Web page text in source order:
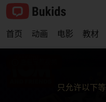
首页 动画 电影 教材
只允许以下